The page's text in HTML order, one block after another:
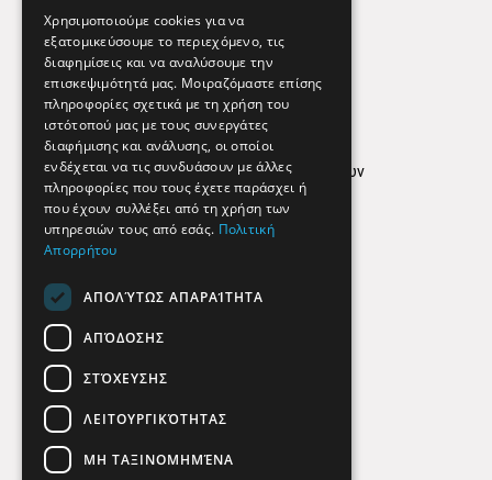
Εφημερεύοντα Φαρμακεία
Απόρρητο
Όροι Χρήσης
Πολιτική προστασίας δεδομένων
Findhere
Social Media
Χρησιμοποιούμε cookies για να
εξατομικεύσουμε το περιεχόμενο, τις
διαφημίσεις και να αναλύσουμε την
επισκεψιμότητά μας. Μοιραζόμαστε επίσης
πληροφορίες σχετικά με τη χρήση του
ιστότοπού μας με τους συνεργάτες
διαφήμισης και ανάλυσης, οι οποίοι
ενδέχεται να τις συνδυάσουν με άλλες
πληροφορίες που τους έχετε παράσχει ή
που έχουν συλλέξει από τη χρήση των
υπηρεσιών τους από εσάς. Πολιτική
Απορρήτου
ΑΠΟΛΎΤΩΣ ΑΠΑΡΑΊΤΗΤΑ
ΑΠΌΔΟΣΗΣ
ΣΤΌΧΕΥΣΗΣ
ΛΕΙΤΟΥΡΓΙΚΌΤΗΤΑΣ
ΜΗ ΤΑΞΙΝΟΜΗΜΈΝΑ